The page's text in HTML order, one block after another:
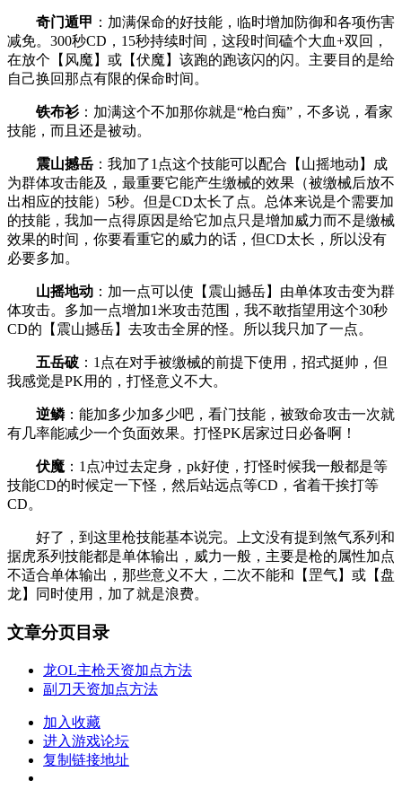
奇门遁甲 ：加满保命的好技能，临时增加防御和各项伤害
减免。300秒CD，15秒持续时间，这段时间磕个大血+双回，
在放个【风魔】或【伏魔】该跑的跑该闪的闪。主要目的是给
自己换回那点有限的保命时间。
铁布衫：加满这个不加那你就是“枪白痴”，不多说，看家
技能，而且还是被动。
震山撼岳 ：我加了1点这个技能可以配合【山摇地动】成
为群体攻击能及，最重要它能产生缴械的效果（被缴械后放不
出相应的技能）5秒。但是CD太长了点。总体来说是个需要加
的技能，我加一点得原因是给它加点只是增加威力而不是缴械
效果的时间，你要看重它的威力的话，但CD太长，所以没有
必要多加。
山摇地动 ：加一点可以使【震山撼岳】由单体攻击变为群
体攻击。多加一点增加1米攻击范围，我不敢指望用这个30秒
CD的【震山撼岳】去攻击全屏的怪。所以我只加了一点。
五岳破 ：1点在对手被缴械的前提下使用，招式挺帅，但
我感觉是PK用的，打怪意义不大。
逆鳞：能加多少加多少吧，看门技能，被致命攻击一次就
有几率能减少一个负面效果。打怪PK居家过日必备啊！
伏魔 ：1点冲过去定身，pk好使，打怪时候我一般都是等
技能CD的时候定一下怪，然后站远点等CD，省着干挨打等
CD。
好了，到这里枪技能基本说完。上文没有提到煞气系列和
据虎系列技能都是单体输出，威力一般，主要是枪的属性加点
不适合单体输出，那些意义不大，二次不能和【罡气】或【盘
龙】同时使用，加了就是浪费。
文章分页目录
龙OL主枪天资加点方法
副刀天资加点方法
加入收藏
进入游戏论坛
复制链接地址